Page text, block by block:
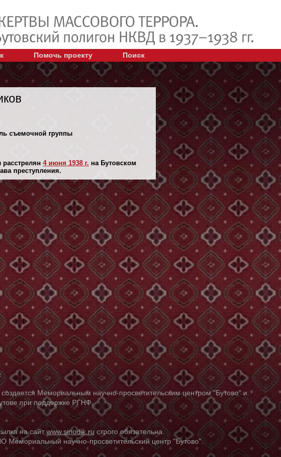
Помочь проекту Поиск
съемочной группы
4 июня 1938 г. на Бутовском
преступления.
Мемориальным научно-просветительским центром "Бутово" и
при поддержке РГНФ.
на сайтwww.sinodik.ru строго обязательна.
научно-просветительский центр "Бутово".